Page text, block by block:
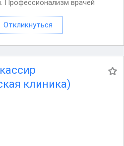
Профессионализм врачей
коллективом и
команды, где каждый
Откликнуться
клиника)